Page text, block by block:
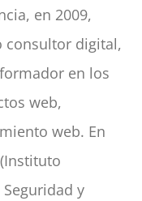
en 2009,
consultor digital,
en los
web,
web. En
y